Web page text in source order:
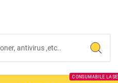
CONSUMABILE